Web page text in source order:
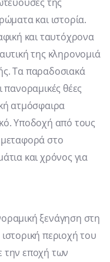
και ιστορία.
και ταυτόχρονα
της κληρονομιά
Τα παραδοσιακά
θέες
ατμόσφαιρα
Υποδοχή από τους
στο
και χρόνος για
ξενάγηση στη
περιοχή του
την εποχή των